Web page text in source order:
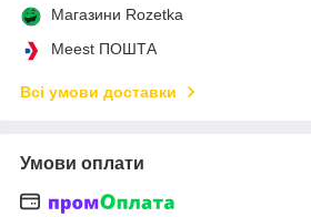
Магазини Rozetka
Meest ПОШТА
Всі умови доставки
Умови оплати